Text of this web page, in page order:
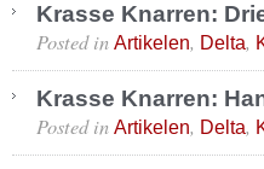
Krasse Knarren:
Posted in Artikelen, Delta,
Krasse Knarren:
Posted in Artikelen, Delta,